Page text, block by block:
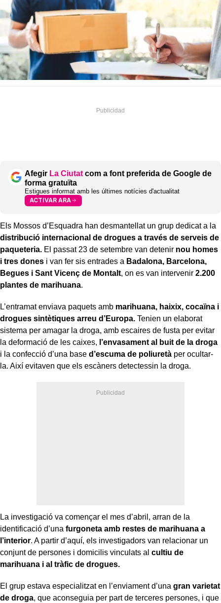
Afegir La Ciutat com a font preferida de Google de
forma gratuïta
Estigues informat amb les últimes notícies d'actualitat
ACTIVAR ARA
Els Mossos d’Esquadra han desmantellat un grup dedicat a la
distribució internacional de drogues a través de serveis de
paqueteria. El passat 23 de setembre van detenir nou homes
i tres dones i van fer sis entrades a Badalona, Barcelona,
Begues i Sant Vicenç de Montalt, on es van intervenir 2.200
plantes de marihuana.
L’entramat enviava paquets amb marihuana, haixix, cocaïna i
drogues sintètiques arreu d’Europa. Tenien un elaborat
sistema per amagar la droga, amb escaires de fusta per evitar
la deformació de les caixes, l’envasament al buit de la droga
i la confecció d’una base d’escuma de poliuretà per ocultar-
la. Així evitaven que els escàners detectessin la droga.
La investigació va començar el mes d’abril, arran de la
identificació d’una furgoneta amb restes de marihuana a
l’interior. A partir d’aquí, els investigadors van relacionar un
conjunt de persones i domicilis vinculats al cultiu de
marihuana i al tràfic de drogues.
El grup estava especialitzat en l’enviament d’una gran varietat
de droga, que aconseguia per part de terceres persones, i que